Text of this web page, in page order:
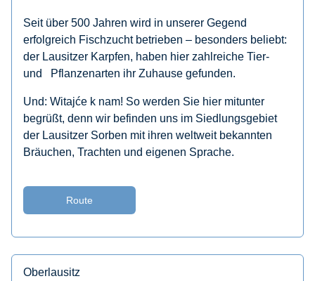
Seit über 500 Jahren wird in unserer Gegend
erfolgreich Fischzucht betrieben – besonders beliebt:
der Lausitzer Karpfen, haben hier zahlreiche Tier-
und Pflanzenarten ihr Zuhause gefunden.
Und: Witajće k nam! So werden Sie hier mitunter
begrüßt, denn wir befinden uns im Siedlungsgebiet
der Lausitzer Sorben mit ihren weltweit bekannten
Bräuchen, Trachten und eigenen Sprache.
Route
Oberlausitz